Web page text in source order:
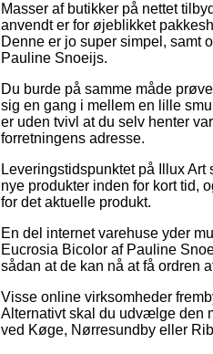
Masser af butikker på nettet
anvendt er for øjeblikket
Denne er jo super simpel, samt
Pauline Snoeijs.
Du burde på samme måde
sig en gang i mellem en lille
er uden tvivl at du selv henter
forretningens adresse.
Leveringstidspunktet på Illux
nye produkter inden for kort tid,
for det aktuelle produkt.
En del internet varehuse yder
Eucrosia Bicolor af Pauline
sådan at de kan nå at få ordren
Visse online virksomheder
Alternativt skal du udvælge den
ved Køge, Nørresundby eller